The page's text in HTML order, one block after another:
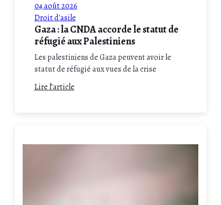
04 août 2026
Droit d'asile
Gaza : la CNDA accorde le statut de
réfugié aux Palestiniens
Les palestiniens de Gaza peuvent avoir le
statut de réfugié aux vues de la crise
humanitaire causé par les offensives
israéliennes. Néanmoins, faite appel à Maître
Lire l’article